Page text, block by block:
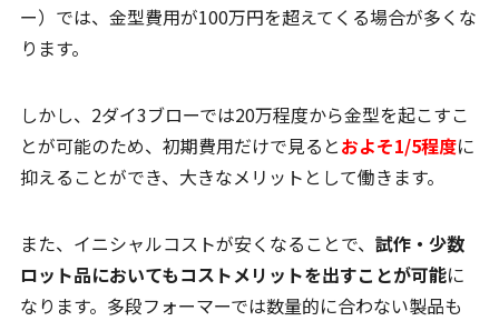
ー）では、金型費用が100万円を超えてくる場合が多くな
ります。
しかし、2ダイ3ブローでは20万程度から金型を起こすこ
とが可能のため、初期費用だけで見るとおよそ1/5程度に
抑えることができ、大きなメリットとして働きます。
また、イニシャルコストが安くなることで、 試作・少数
ロット品においてもコストメリットを出すことが可能に
なります。多段フォーマーでは数量的に合わない製品も